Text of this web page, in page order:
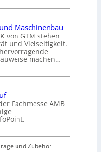
Maschinenbau
von GTM stehen
und Vielseitigkeit.
machen…
Fachmesse AMB
und Zubehör